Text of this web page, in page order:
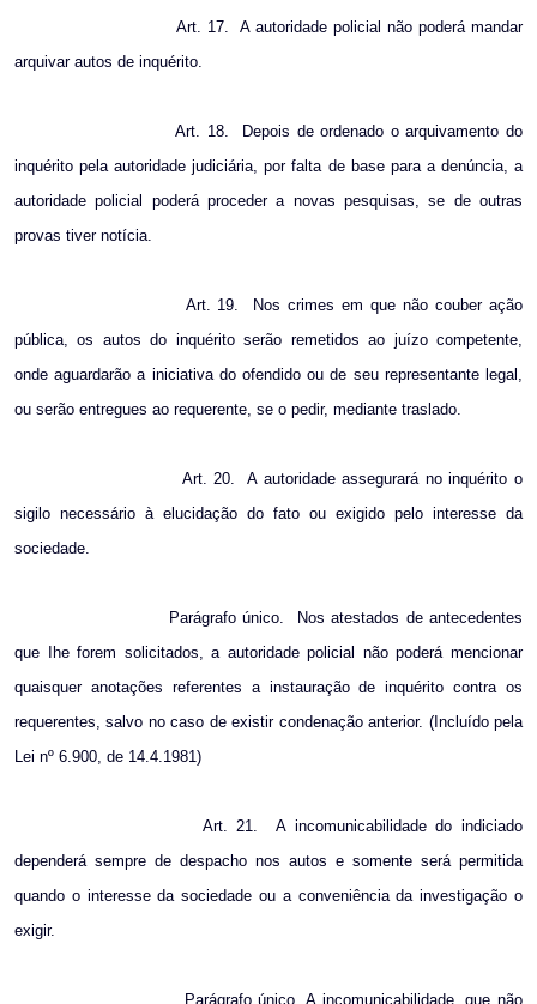
Art. 17.
A autoridade policial não poderá mandar
arquivar autos de inquérito.
Art. 18.
Depois de ordenado o arquivamento do
inquérito pela autoridade judiciária, por falta de base para a denúncia, a
autoridade policial poderá proceder a novas pesquisas, se de outras
provas tiver notícia.
Art. 19.
Nos crimes em que não couber ação
pública, os autos do inquérito serão remetidos ao juízo competente,
onde aguardarão a iniciativa do ofendido ou de seu representante legal,
ou serão entregues ao requerente, se o pedir, mediante traslado.
Art. 20.
A autoridade assegurará no inquérito o
sigilo necessário à elucidação do fato ou exigido pelo interesse da
sociedade.
Parágrafo único.
Nos atestados de antecedentes
que Ihe forem solicitados, a autoridade policial não poderá mencionar
quaisquer anotações referentes a instauração de inquérito contra os
requerentes, salvo no caso de existir condenação anterior. (Incluído pela
Lei nº 6.900, de 14.4.1981)
Art. 21.
A incomunicabilidade do indiciado
dependerá sempre de despacho nos autos e somente será permitida
quando o interesse da sociedade ou a conveniência da investigação o
exigir.
Parágrafo único. A incomunicabilidade, que não